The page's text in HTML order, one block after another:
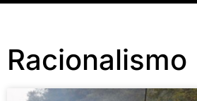
Racionalismo